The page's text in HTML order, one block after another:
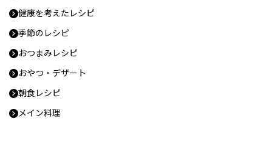
健康を考えたレシピ
季節のレシピ
おつまみレシピ
おやつ・デザート
朝食レシピ
メイン料理